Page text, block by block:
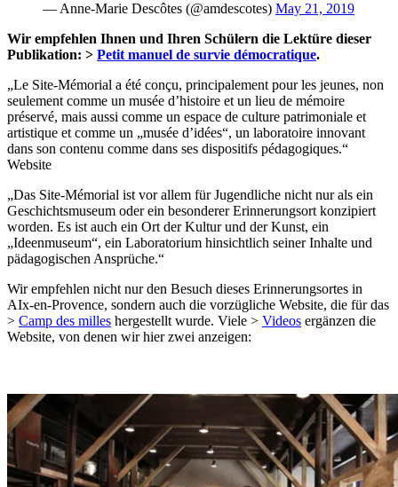
— Anne-Marie Descôtes (@amdescotes) May 21, 2019
Wir empfehlen Ihnen und Ihren Schülern die Lektüre dieser
Publikation: > Petit manuel de survie démocratique.
„Le Site-Mémorial a été conçu, principalement pour les jeunes, non
seulement comme un musée d’histoire et un lieu de mémoire
préservé, mais aussi comme un espace de culture patrimoniale et
artistique et comme un „musée d’idées“, un laboratoire innovant
dans son contenu comme dans ses dispositifs pédagogiques.“
Website
„Das Site-Mémorial ist vor allem für Jugendliche nicht nur als ein
Geschichtsmuseum oder ein besonderer Erinnerungsort konzipiert
worden. Es ist auch ein Ort der Kultur und der Kunst, ein
„Ideenmuseum“, ein Laboratorium hinsichtlich seiner Inhalte und
pädagogischen Ansprüche.“
Wir empfehlen nicht nur den Besuch dieses Erinnerungsortes in
AIx-en-Provence, sondern auch die vorzügliche Website, die für das
> Camp des milles hergestellt wurde. Viele > Videos ergänzen die
Website, von denen wir hier zwei anzeigen: